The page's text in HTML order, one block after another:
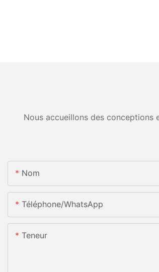
Nous accueillons des conceptions
Nom
Téléphone/WhatsApp
Teneur